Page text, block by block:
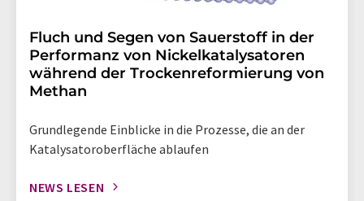
Fluch und Segen von Sauerstoff in der
Performanz von Nickelkatalysatoren
während der Trockenreformierung von
Methan
Grundlegende Einblicke in die Prozesse, die an der
Katalysatoroberfläche ablaufen
NEWS LESEN